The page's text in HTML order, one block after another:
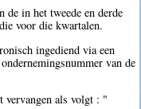
de in het tweede en derde
voor die kwartalen.
ingediend via een
van de
vervangen als volgt : "